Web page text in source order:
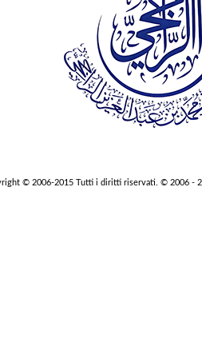
© 2006-2015 Tutti i diritti riservati. © 2006 -